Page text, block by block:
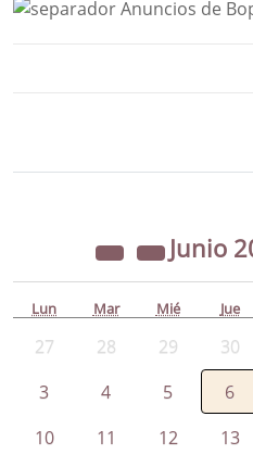
Junio
Lun Mar Mié Jue
27 28 29 30
3
4 5 6
10
11 12 13